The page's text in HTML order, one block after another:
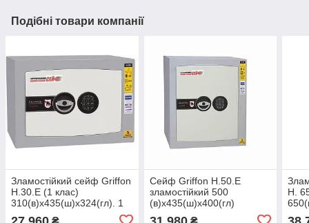
Подібні товари компанії
Зламостійкий сейф Griffon
H.30.E (1 клас)
310(в)х435(ш)х324(гл). 1
Сейф Griffon H.50.E
зламостійкий 500
(в)х435(ш)х400(гл)
H.